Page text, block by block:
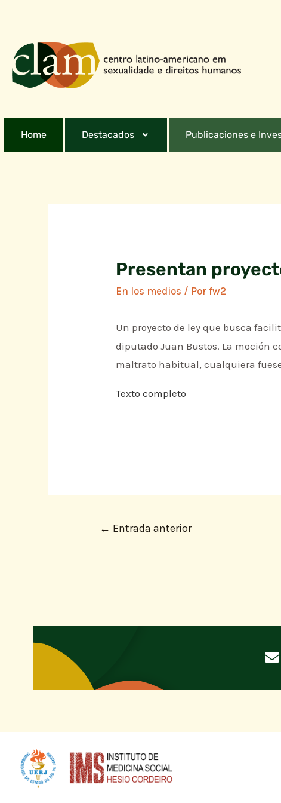
Home Destacados Publicaciones e
Presentan
En los medios / Porfw2
Un proyecto de ley que busca
diputado Juan Bustos. La moción
maltrato habitual, cualquiera
Texto completo
← Entrada anterior